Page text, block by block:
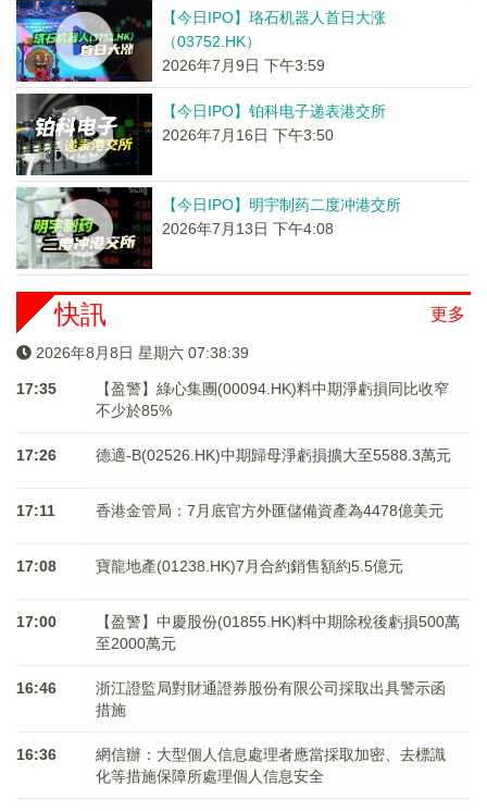
【今日IPO】珞石机器人首日大涨
（03752.HK）
2026年7月9日 下午3:59
【今日IPO】铂科电子递表港交所
2026年7月16日 下午3:50
【今日IPO】明宇制药二度冲港交所
2026年7月13日 下午4:08
更多
快訊
2026年8月8日 星期六 07:38:39
17:35
【盈警】綠心集團(00094.HK)料中期淨虧損同比收窄
不少於85%
17:26 德適-B(02526.HK)中期歸母淨虧損擴大至5588.3萬元
17:11 香港金管局：7月底官方外匯儲備資產為4478億美元
17:08 寶龍地產(01238.HK)7月合約銷售額約5.5億元
17:00
【盈警】中慶股份(01855.HK)料中期除稅後虧損500萬
至2000萬元
16:46
浙江證監局對財通證券股份有限公司採取出具警示函
措施
16:36
網信辦：大型個人信息處理者應當採取加密、去標識
化等措施保障所處理個人信息安全